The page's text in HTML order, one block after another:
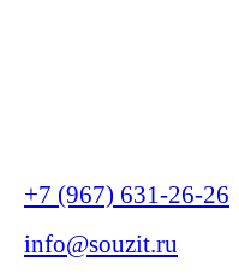
+7 (967) 631-26-26
info@souzit.ru